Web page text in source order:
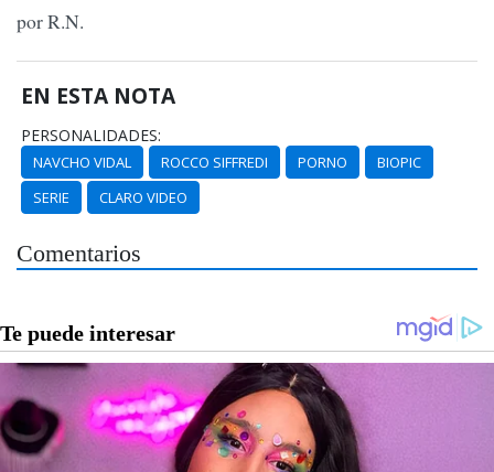
por R.N.
EN ESTA NOTA
PERSONALIDADES:
NAVCHO VIDAL ROCCO SIFFREDI PORNO
BIOPIC
SERIE
CLARO VIDEO
Comentarios